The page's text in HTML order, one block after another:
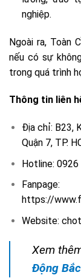
nghiệp.
Ngoài ra, Toàn
nếu có sự
trong quá trình
Thông tin liên
Địa chỉ: B23,
Quận 7, TP.
Hotline:
Fanpage:
https://
Website:
Xem
Động